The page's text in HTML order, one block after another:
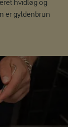
hvidløg og
er gyldenbrun